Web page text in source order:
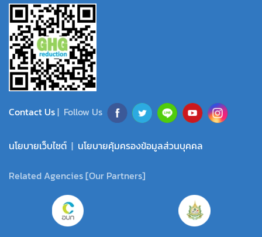
Contact Us| Follow Us
นโยบายเว็บไซต์ | นโยบายคุ้มครองข้อมูลส่วนบุคคล
Related Agencies [Our Partners]